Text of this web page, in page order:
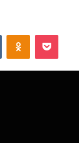
VKontakteOdnoklassniki
Pocket